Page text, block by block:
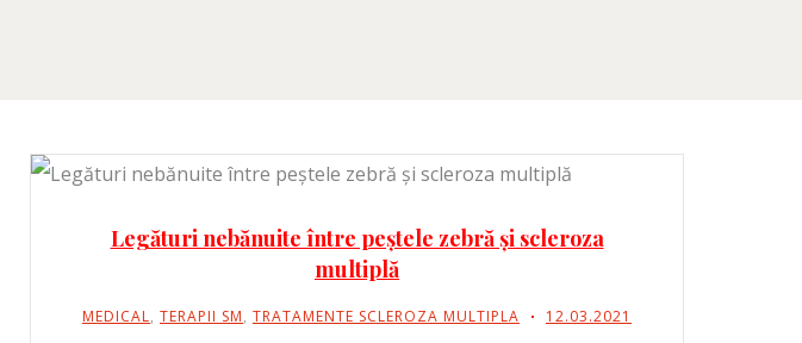
Legături nebănuite între peștele zebră și scleroza
multiplă
MEDICAL, TERAPII SM, TRATAMENTE SCLEROZA MULTIPLA 12.03.2021